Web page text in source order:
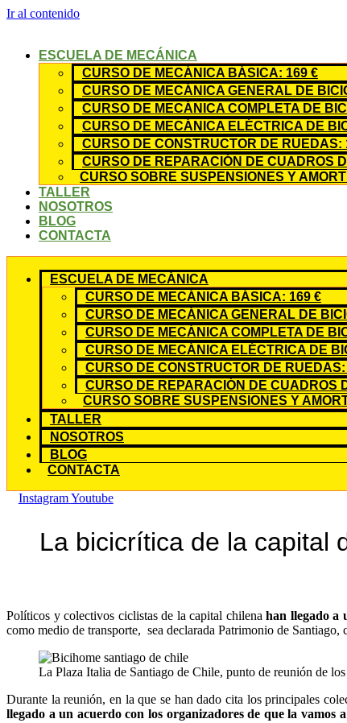
Ir al contenido
ESCUELA DE MECÁNICA
CURSO DE MECÁNICA BÁSICA: 169 €
CURSO DE MECÁNICA GENERAL DE
CURSO DE MECÁNICA COMPLETA DE
CURSO DE MECÁNICA ELÉCTRICA DE
CURSO DE CONSTRUCTOR DE RUEDAS:
CURSO DE REPARACIÓN DE CUADROS
CURSO SOBRE SUSPENSIONES Y
TALLER
NOSOTROS
BLOG
CONTACTA
ESCUELA DE MECÁNICA
CURSO DE MECÁNICA BÁSICA: 169 €
CURSO DE MECÁNICA GENERAL DE
CURSO DE MECÁNICA COMPLETA DE
CURSO DE MECÁNICA ELÉCTRICA DE
CURSO DE CONSTRUCTOR DE
CURSO DE REPARACIÓN DE CUADROS
CURSO SOBRE SUSPENSIONES Y
TALLER
NOSOTROS
BLOG
CONTACTA
InstagramYoutube
La bicicrítica de la capital
Políticos y colectivos ciclistas de la capital chilena han llegado a
como medio de transporte, sea declarada Patrimonio de
La Plaza Italia de Santiago de Chile, punto de reunión de
Durante la reunión, en la que se han dado cita los principales
llegado a un acuerdo con los organizadores de que la